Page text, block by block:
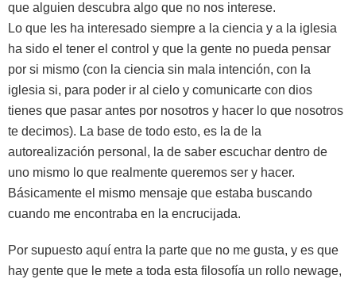
que alguien descubra algo que no nos interese.
Lo que les ha interesado siempre a la ciencia y a la iglesia
ha sido el tener el control y que la gente no pueda pensar
por si mismo (con la ciencia sin mala intención, con la
iglesia si, para poder ir al cielo y comunicarte con dios
tienes que pasar antes por nosotros y hacer lo que nosotros
te decimos). La base de todo esto, es la de la
autorealización personal, la de saber escuchar dentro de
uno mismo lo que realmente queremos ser y hacer.
Básicamente el mismo mensaje que estaba buscando
cuando me encontraba en la encrucijada.
Por supuesto aquí entra la parte que no me gusta, y es que
hay gente que le mete a toda esta filosofía un rollo newage,